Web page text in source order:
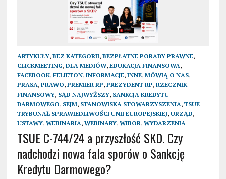
ARTYKUŁY, BEZ KATEGORII, BEZPŁATNE PORADY PRAWNE,
CLICKMEETING, DLA MEDIÓW, EDUKACJA FINANSOWA,
FACEBOOK, FELIETON, INFORMACJE, INNE, MÓWIĄ O NAS,
PRASA, PRAWO, PREMIER RP, PREZYDENT RP, RZECZNIK
FINANSOWY, SĄD NAJWYŻSZY, SANKCJA KREDYTU
DARMOWEGO, SEJM, STANOWISKA STOWARZYSZENIA, TSUE
TRYBUNAŁ SPRAWIEDLIWOŚCI UNII EUROPEJSKIEJ, URZĄD,
USTAWY, WEBINARIA, WEBINARY, WIBOR, WYDARZENIA
TSUE C-744/24 a przyszłość SKD. Czy
nadchodzi nowa fala sporów o Sankcję
Kredytu Darmowego?